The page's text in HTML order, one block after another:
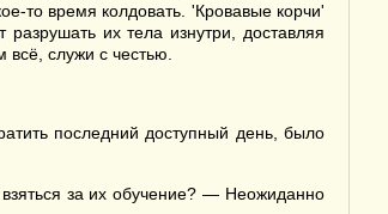
то время колдовать. 'Кровавые корчи'
их тела изнутри, доставляя
служи с честью.
последний доступный день, было
за их обучение? — Неожиданно